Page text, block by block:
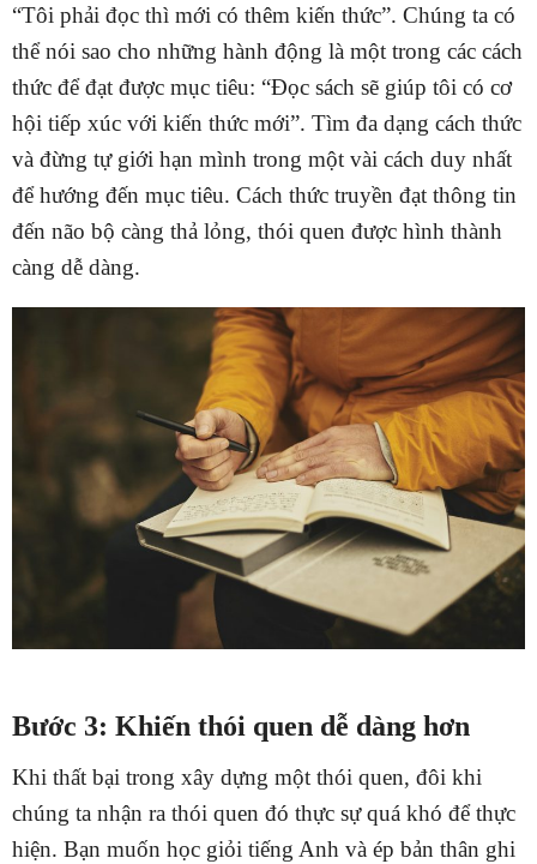
“Tôi phải đọc thì mới có thêm kiến thức”. Chúng ta có
thể nói sao cho những hành động là một trong các cách
thức để đạt được mục tiêu: “Đọc sách sẽ giúp tôi có cơ
hội tiếp xúc với kiến thức mới”. Tìm đa dạng cách thức
và đừng tự giới hạn mình trong một vài cách duy nhất
để hướng đến mục tiêu. Cách thức truyền đạt thông tin
đến não bộ càng thả lỏng, thói quen được hình thành
càng dễ dàng.
Bước 3: Khiến thói quen dễ dàng hơn
Khi thất bại trong xây dựng một thói quen, đôi khi
chúng ta nhận ra thói quen đó thực sự quá khó để thực
hiện. Bạn muốn học giỏi tiếng Anh và ép bản thân ghi